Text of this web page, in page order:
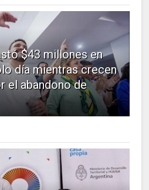
$43 millones en
día mientras crecen
el abandono de